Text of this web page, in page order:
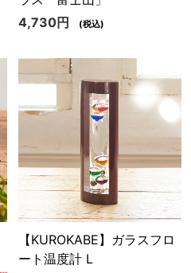
4,730円
(税込)
【KUROKABE】ガラスフロ
ート温度計 L